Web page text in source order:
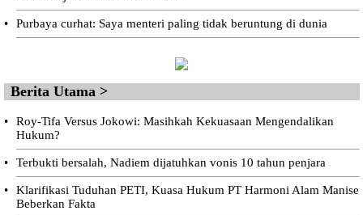
• Purbaya curhat: Saya menteri paling tidak beruntung di dunia
Berita Utama >
•
Roy-Tifa Versus Jokowi: Masihkah Kekuasaan Mengendalikan
Hukum?
• Terbukti bersalah, Nadiem dijatuhkan vonis 10 tahun penjara
•
Klarifikasi Tuduhan PETI, Kuasa Hukum PT Harmoni Alam Manise
Beberkan Fakta